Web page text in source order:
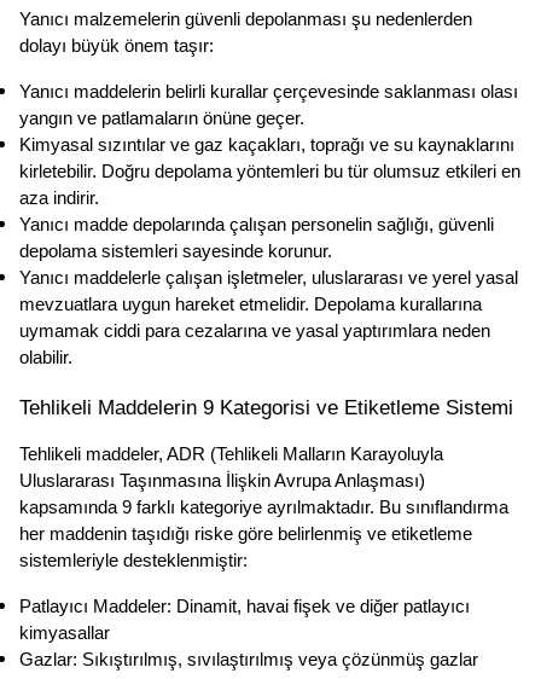
Yanıcı malzemelerin güvenli depolanması şu nedenlerden
dolayı büyük önem taşır:
Yanıcı maddelerin belirli kurallar çerçevesinde saklanması olası
yangın ve patlamaların önüne geçer.
Kimyasal sızıntılar ve gaz kaçakları, toprağı ve su kaynaklarını
kirletebilir. Doğru depolama yöntemleri bu tür olumsuz etkileri en
aza indirir.
Yanıcı madde depolarında çalışan personelin sağlığı, güvenli
depolama sistemleri sayesinde korunur.
Yanıcı maddelerle çalışan işletmeler, uluslararası ve yerel yasal
mevzuatlara uygun hareket etmelidir. Depolama kurallarına
uymamak ciddi para cezalarına ve yasal yaptırımlara neden
olabilir.
Tehlikeli Maddelerin 9 Kategorisi ve Etiketleme Sistemi
Tehlikeli maddeler, ADR (Tehlikeli Malların Karayoluyla
Uluslararası Taşınmasına İlişkin Avrupa Anlaşması)
kapsamında 9 farklı kategoriye ayrılmaktadır. Bu sınıflandırma
her maddenin taşıdığı riske göre belirlenmiş ve etiketleme
sistemleriyle desteklenmiştir:
Patlayıcı Maddeler: Dinamit, havai fişek ve diğer patlayıcı
kimyasallar
Gazlar: Sıkıştırılmış, sıvılaştırılmış veya çözünmüş gazlar